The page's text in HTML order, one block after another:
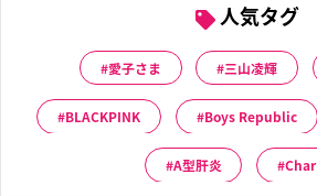
人気タグ
愛子さま 三山凌輝
BLACKPINK Boys Republic
A型肝炎 Char